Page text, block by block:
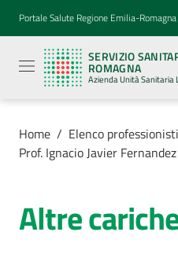
Vai al contenuto
Vai alla navigazione
Vai al footer
Portale Salute Regione Emilia-Romagna
SERVIZIO
ROMAGNA
Azienda Unità
Sanitario
Regionale
Emilia-
Romagna
Azienda
Sanitaria
Locale della
Romagna
Azienda
Home / Elenco professionisti
Prof. Ignacio Javier Fernandez
Altre